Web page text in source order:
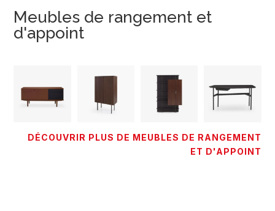
Meubles de rangement et
d'appoint
DÉCOUVRIR PLUS DE MEUBLES DE RANGEMENT
ET D'APPOINT